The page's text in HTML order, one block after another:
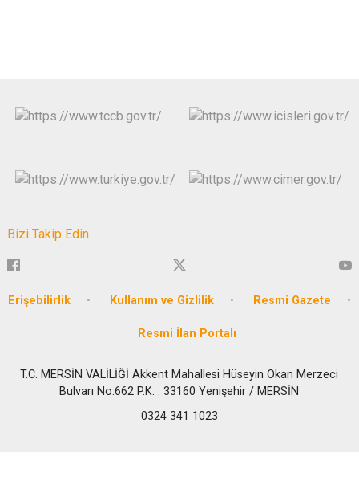
Bizi Takip Edin
Erişebilirlik Kullanım ve Gizlilik Resmi Gazete
Resmi İlan Portalı
T.C. MERSİN VALİLİĞİ Akkent Mahallesi Hüseyin Okan Merzeci
Bulvarı No:662 P.K. : 33160 Yenişehir / MERSİN
0324 341 1023